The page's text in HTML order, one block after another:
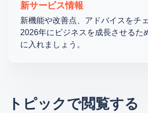
新サービス情報
新機能や改善点、アドバイスをチ
2026年にビジネスを成長させるた
に入れましょう。
トピックで閲覧する